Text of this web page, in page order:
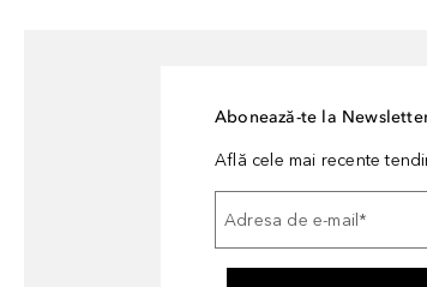
Abonează-te la
Află cele mai recente
Adresa de e-mail *